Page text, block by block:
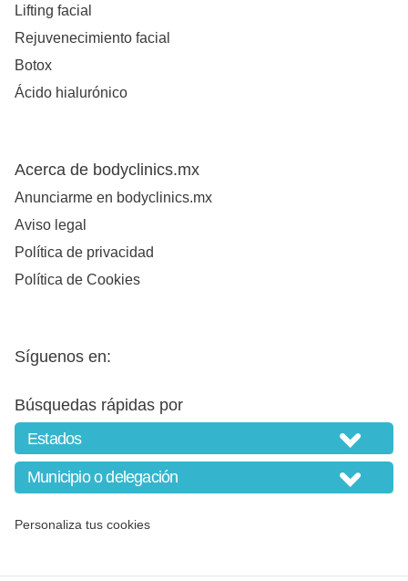
Lifting facial
Rejuvenecimiento facial
Botox
Ácido hialurónico
Acerca de bodyclinics.mx
Anunciarme en bodyclinics.mx
Aviso legal
Política de privacidad
Política de Cookies
Síguenos en:
Búsquedas rápidas por
Personaliza tus cookies